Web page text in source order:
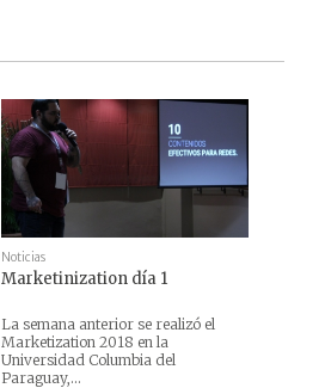
Noticias
Marketinization día 1
La semana anterior se realizó el
Marketization 2018 en la
Universidad Columbia del
Paraguay,...